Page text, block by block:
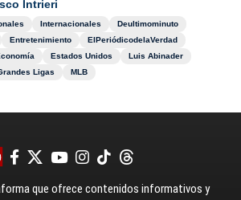
Intrieri
Internacionales
Deultimominuto
Entretenimiento
ElPeriódicodelaVerdad
Estados Unidos
Luis Abinader
Ligas MLB
que ofrece contenidos informativos y